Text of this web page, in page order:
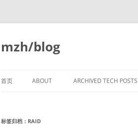
跳
文
mzh/blog
首页 ABOUT ARCHIVED TECH POSTS
标签归档： RAID